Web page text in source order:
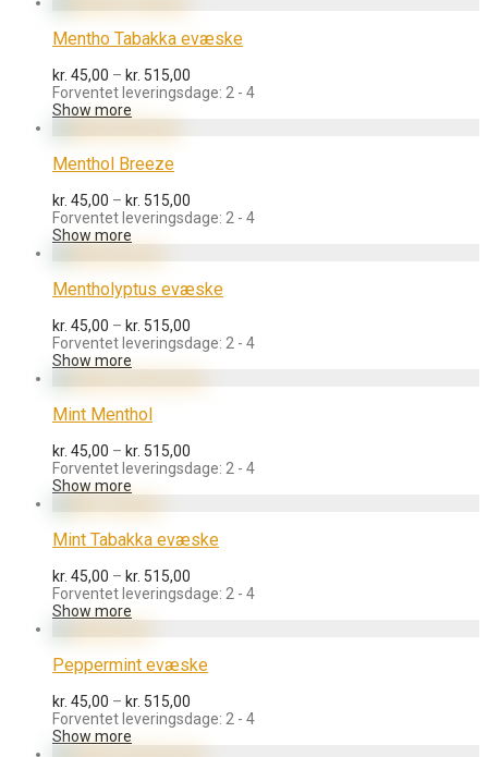
Mentho Tabakka evæske
kr. 45,00 – kr. 515,00
kr. 45,00
Forventet leveringsdage: 2 - 4
Show more
Menthol Breeze
kr. 45,00 – kr. 515,00
kr. 45,00
Forventet leveringsdage: 2 - 4
Show more
Mentholyptus evæske
kr. 45,00 – kr. 515,00
kr. 45,00
Forventet leveringsdage: 2 - 4
Show more
Mint Menthol
kr. 45,00 – kr. 515,00
kr. 45,00
Forventet leveringsdage: 2 - 4
Show more
Mint Tabakka evæske
kr. 45,00 – kr. 515,00
kr. 45,00
Forventet leveringsdage: 2 - 4
Show more
Peppermint evæske
kr. 45,00 – kr. 515,00
kr. 45,00
Forventet leveringsdage: 2 - 4
Show more